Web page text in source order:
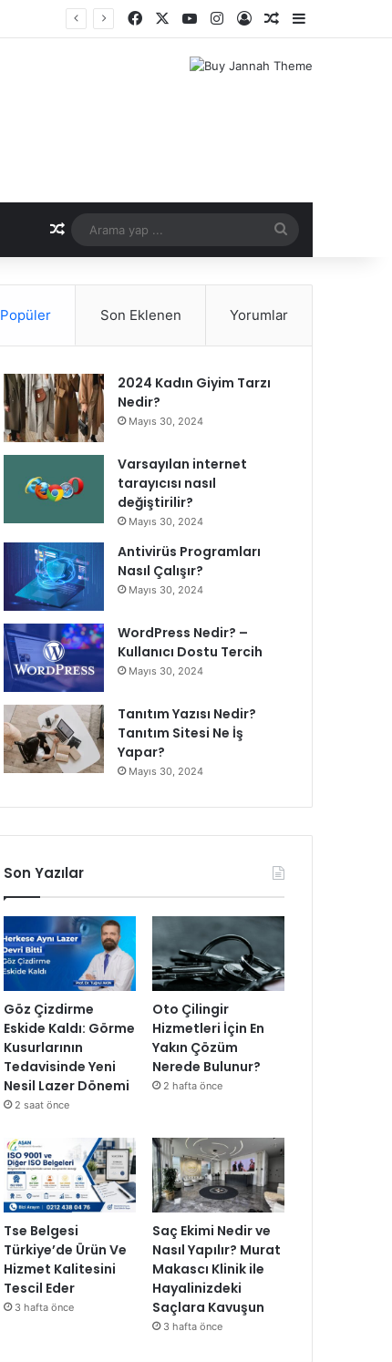
Facebook YouTubeInstagramKayıt OlRastgele Makale
Rastgele Makale
yap
Popüler Son Eklenen Yorumlar
2024 Kadın Giyim Tarzı
Nedir?
Mayıs 30, 2024
Varsayılan internet
tarayıcısı nasıl
değiştirilir?
Mayıs 30, 2024
Antivirüs Programları
Nasıl Çalışır?
Mayıs 30, 2024
WordPress Nedir? –
Kullanıcı Dostu Tercih
Mayıs 30, 2024
Tanıtım Yazısı Nedir?
Tanıtım Sitesi Ne İş
Yapar?
Mayıs 30, 2024
Son Yazılar
Göz Çizdirme
Eskide Kaldı: Görme
Kusurlarının
Tedavisinde Yeni
Nesil Lazer Dönemi
2 saat önce
Oto Çilingir
Hizmetleri İçin En
Yakın Çözüm
Nerede Bulunur?
2 hafta önce
Tse Belgesi
Türkiye’de Ürün Ve
Hizmet Kalitesini
Tescil Eder
3 hafta önce
Saç Ekimi Nedir ve
Nasıl Yapılır? Murat
Makascı Klinik ile
Hayalinizdeki
Saçlara Kavuşun
3 hafta önce